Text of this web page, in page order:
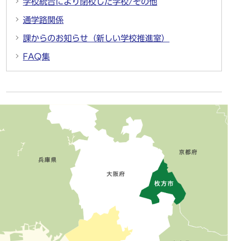
通学路関係
課からのお知らせ（新しい学校推進室）
FAQ集